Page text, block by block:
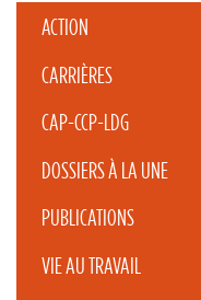
ACTION
CARRIÈRES
CAP-CCP-LDG
DOSSIERS À LA UNE
PUBLICATIONS
VIE AU TRAVAIL